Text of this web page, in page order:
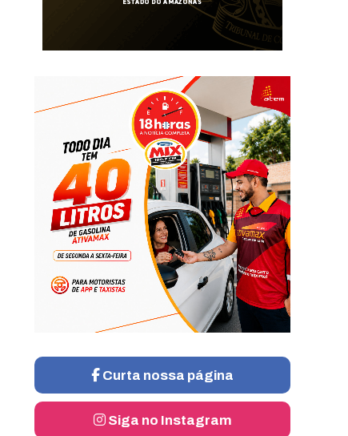
Curta nossa página
Siga no Instagram